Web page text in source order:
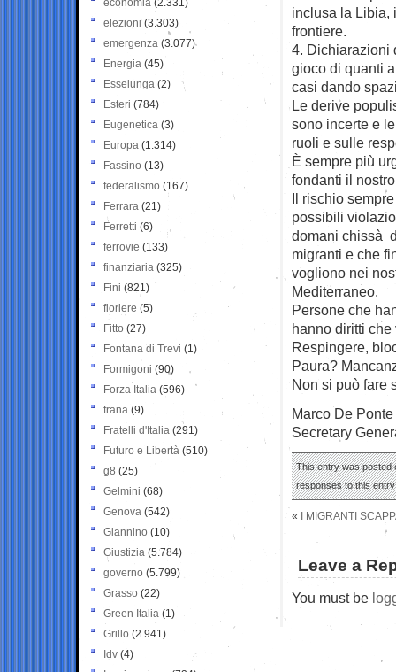
inclusa la Libia,
frontiere.
4. Dichiarazioni
gioco di quanti
casi dando
Le derive
sono incerte e
ruoli e sulle
È sempre più
fondanti il
Il rischio
possibili
domani chissà
migranti e che
vogliono nei
Mediterraneo.
Persone che
hanno diritti
Respingere,
Paura?
Non si può fare
Marco De Ponte
Secretary
This entry was posted
responses to this
« I MIGRANTI
Leave a
You must be
economia (2.331)
elezioni (3.303)
emergenza (3.077)
Energia (45)
Esselunga (2)
Esteri (784)
Eugenetica (3)
Europa (1.314)
Fassino (13)
federalismo (167)
Ferrara (21)
Ferretti (6)
ferrovie (133)
finanziaria (325)
Fini (821)
fioriere (5)
Fitto (27)
Fontana di Trevi (1)
Formigoni (90)
Forza Italia (596)
frana (9)
Fratelli d'Italia (291)
Futuro e Libertà (510)
g8 (25)
Gelmini (68)
Genova (542)
Giannino (10)
Giustizia (5.784)
governo (5.799)
Grasso (22)
Green Italia (1)
Grillo (2.941)
Idv (4)